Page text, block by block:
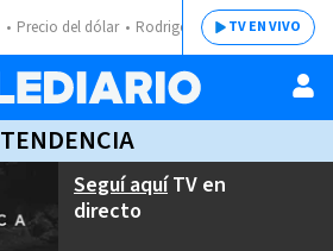
Precio del dólar Rodrigo ChavesTV EN VIVO
TENDENCIA
Seguí aquíTV en
directo